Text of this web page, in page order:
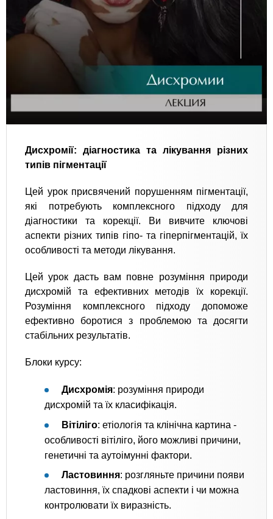
Дисхромії: діагностика та лікування різних
типів пігментації
Цей урок присвячений порушенням пігментації,
які потребують комплексного підходу для
діагностики та корекції. Ви вивчите ключові
аспекти різних типів гіпо- та гіперпігментацій, їх
особливості та методи лікування.
Цей урок дасть вам повне розуміння природи
дисхромій та ефективних методів їх корекції.
Розуміння комплексного підходу допоможе
ефективно боротися з проблемою та досягти
стабільних результатів.
Блоки курсу:
Дисхромія: розуміння природи
дисхромій та їх класифікація.
Вітіліго: етіологія та клінічна картина -
особливості вітіліго, його можливі причини,
генетичні та аутоімунні фактори.
Ластовиння: розгляньте причини появи
ластовиння, їх спадкові аспекти і чи можна
контролювати їх виразність.